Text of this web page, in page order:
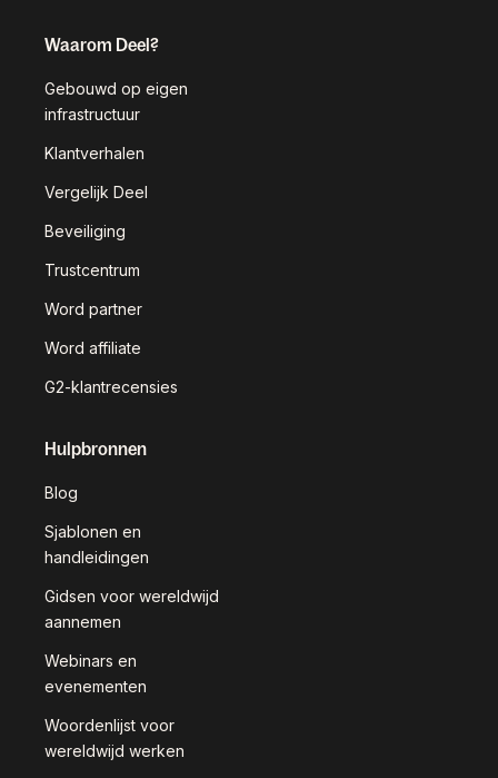
Waarom Deel?
Gebouwd op eigen
infrastructuur
Klantverhalen
Vergelijk Deel
Beveiliging
Trustcentrum
Word partner
Word affiliate
G2-klantrecensies
Hulpbronnen
Blog
Sjablonen en
handleidingen
Gidsen voor wereldwijd
aannemen
Webinars en
evenementen
Woordenlijst voor
wereldwijd werken